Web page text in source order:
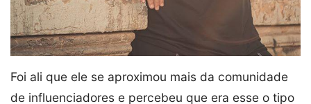
Foi ali que ele se aproximou mais da comunidade
de influenciadores e percebeu que era esse o tipo